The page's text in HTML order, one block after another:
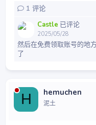
1 评论
Castle 已评论
2025/05/28
然后在免费领取账号的地
了
H hemuchen
泥土